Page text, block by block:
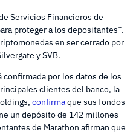
Servicios Financieros de
proteger a los depositantes”.
en ser cerrado por
y SVB.
confirmada por los datos de los
clientes del banco, la
confirmaque sus fondos
un depósito de 142 millones
de Marathon afirman que